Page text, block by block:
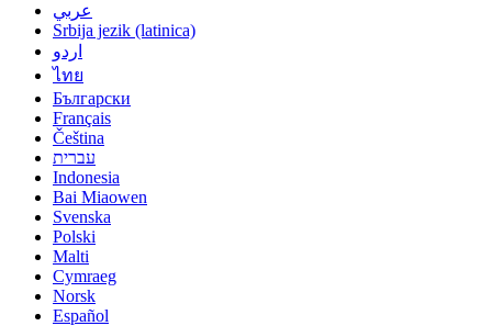
عربي
Srbija jezik (latinica)
اردو
ไทย
Български
Français
Čeština
עברית
Indonesia
Bai Miaowen
Svenska
Polski
Malti
Cymraeg
Norsk
Español